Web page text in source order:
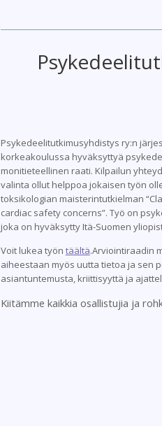
Psykedeelitutkimusyhdistys ry:n
korkeakoulussa hyväksyttyä
monitieteellinen raati. Kilpailun
valinta ollut helppoa jokaisen työn
toksikologian maisterintutkielman
cardiac safety concerns”. Työ on
joka on hyväksytty Itä-Suomen
Voit lukea työn täältä.Arviointiraadin
aiheestaan myös uutta tietoa ja sen
asiantuntemusta, kriittisyyttä ja
Kiitämme kaikkia osallistujia ja